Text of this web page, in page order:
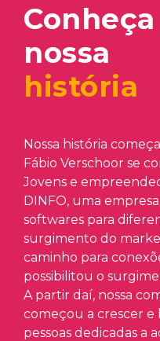
Conheça
nossa
história
Nossa história
Fábio Verschoor se
Jovens e
DINFO, uma
softwares para
surgimento do
caminho para
possibilitou o
A partir daí, nossa
começou a crescer e
pessoas dedicadas a